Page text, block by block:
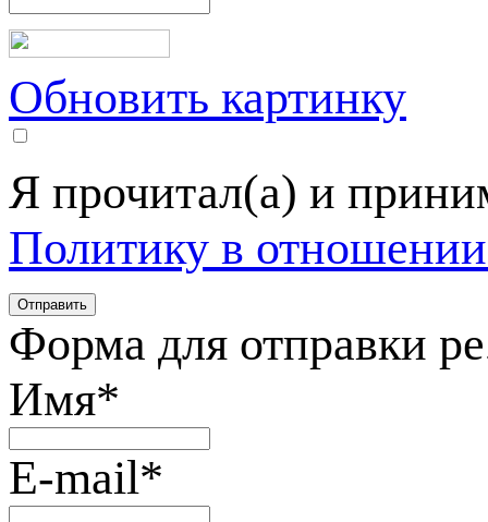
Обновить картинку
Я прочитал(а) и
Политику в
Форма для отправки
Имя*
E-mail*